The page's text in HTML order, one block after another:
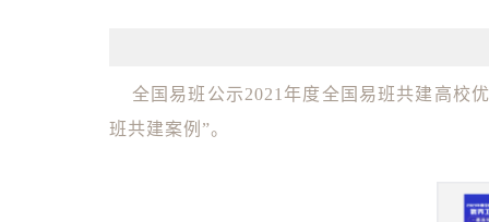
全国易班公示2021年度全国易班共建高校
班共建案例”。